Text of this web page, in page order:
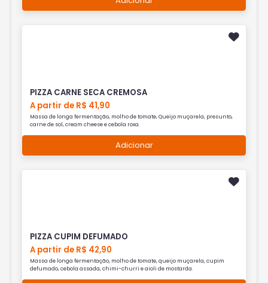
PIZZA CARNE SECA CREMOSA
A partir de R$ 41,90
Massa de longa fermentação, molho de tomate, Queijo muçarela, presunto,
carne de sol, cream cheese e cebola roxa.
Adicionar
PIZZA CUPIM DEFUMADO
A partir de R$ 42,90
Massa de longa fermentação, molho de tomate, queijo muçarela, cupim
defumado, cebola assada, chimi-churri e aioli de mostarda.